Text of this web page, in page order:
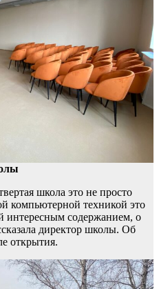
школа это не просто
компьютерной техникой это
интересным содержанием, о
директор школы. Об
открытия.